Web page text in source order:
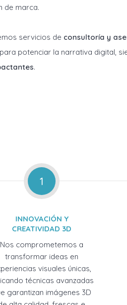
de marca.
servicios de consultoría y
para potenciar la narrativa digital,
.
1
INNOVACIÓN Y
CREATIVIDAD 3D
Nos comprometemos a
transformar ideas en
visuales únicas,
técnicas avanzadas
garantizan imágenes 3D